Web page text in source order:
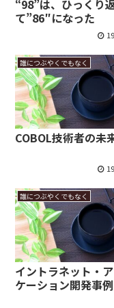
“98”は、ひっくり
て”86″になった
誰につぶやくでもなく
COBOL技術者の未
誰につぶやくでもなく
イントラネット・
ケーション開発事例